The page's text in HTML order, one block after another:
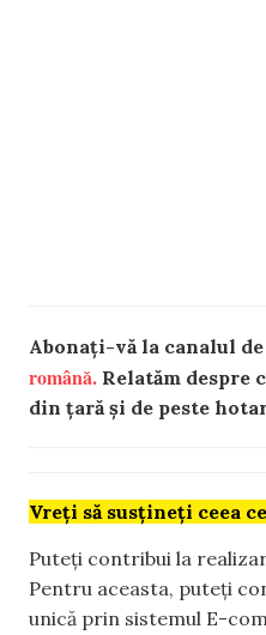
Abonați-vă la canalul
română. Relatăm despre
din țară și de peste
Vreți să susțineți ceea
Puteți contribui la
Pentru aceasta, puteți
unică prin sistemul E-